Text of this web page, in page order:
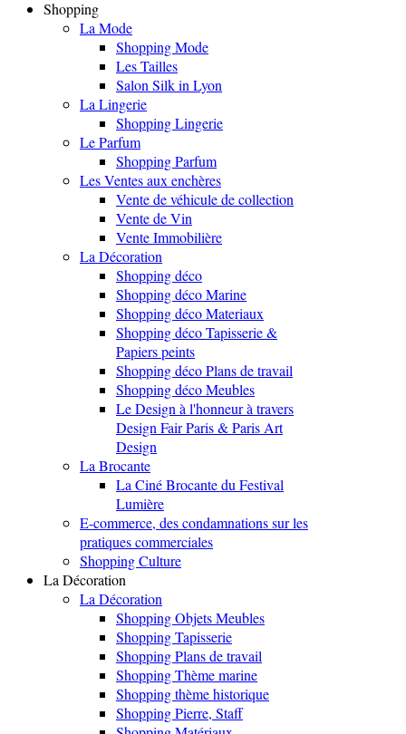
Shopping
La Mode
Shopping Mode
Les Tailles
Salon Silk in Lyon
La Lingerie
Shopping Lingerie
Le Parfum
Shopping Parfum
Les Ventes aux enchères
Vente de véhicule de collection
Vente de Vin
Vente Immobilière
La Décoration
Shopping déco
Shopping déco Marine
Shopping déco Materiaux
Shopping déco Tapisserie &
Papiers peints
Shopping déco Plans de travail
Shopping déco Meubles
Le Design à l'honneur à travers
Design Fair Paris & Paris Art
Design
La Brocante
La Ciné Brocante du Festival
Lumière
E-commerce, des condamnations sur les
pratiques commerciales
Shopping Culture
La Décoration
La Décoration
Shopping Objets Meubles
Shopping Tapisserie
Shopping Plans de travail
Shopping Thème marine
Shopping thème historique
Shopping Pierre, Staff